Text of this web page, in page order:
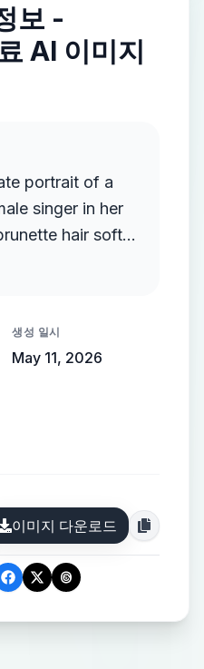
보 -
AI 이미지
portrait of a
singer in her
hair softly
sits alone on
emotional
gently
depth of field,
detail,
indie music film.
makeup.
생성 일시
May 11, 2026
이미지 다운로드